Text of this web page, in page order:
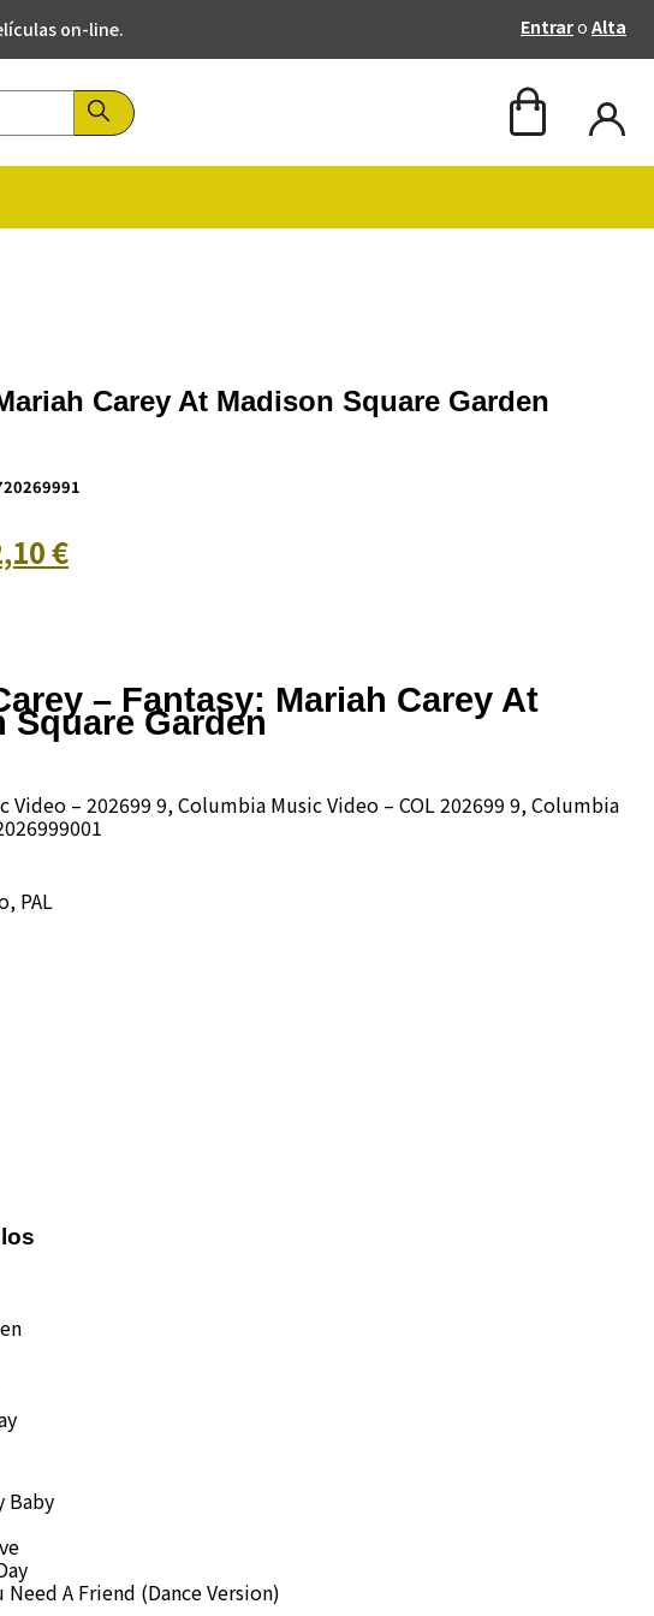
on-line. Entraro Alta
Carey At Madison Square Garden
€
– Fantasy: Mariah Carey At
Square Garden
Video – 202699 9, Columbia Music Video – COL 202699 9, Columbia
PAL
Baby
Need A Friend (Dance Version)